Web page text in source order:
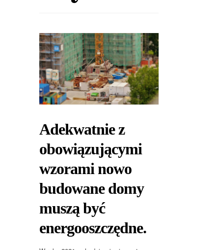
Adekwatnie z
obowiązującymi
wzorami nowo
budowane domy
muszą być
energooszczędne.